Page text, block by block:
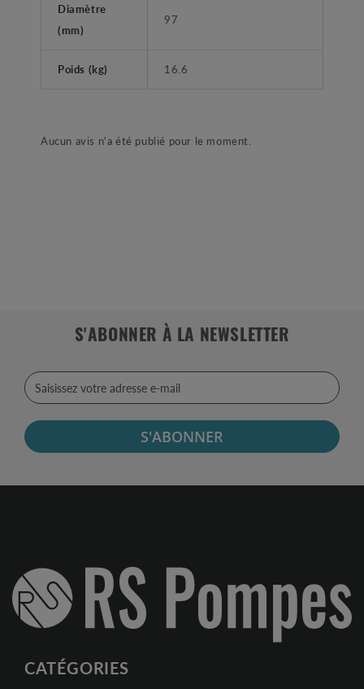
Diamètre
(mm)
97
Poids (kg) 16.6
Aucun avis n'a été publié pour le moment.
S'ABONNER À LA NEWSLETTER
S'ABONNER
CATÉGORIES